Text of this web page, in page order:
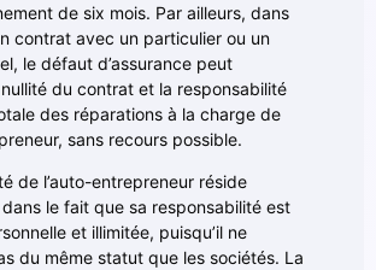
de six mois. Par ailleurs, dans
contrat avec un particulier ou un
le défaut d’assurance peut
du contrat et la responsabilité
des réparations à la charge de
sans recours possible.
de l’auto-entrepreneur réside
le fait que sa responsabilité est
et illimitée, puisqu’il ne
du même statut que les sociétés. La